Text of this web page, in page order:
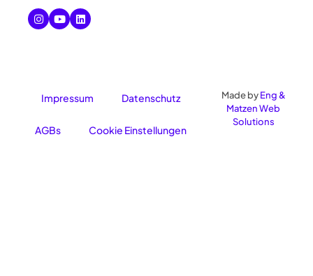
Impressum Datenschutz
AGBs Cookie Einstellungen
Made byEng &
Matzen Web
Solutions